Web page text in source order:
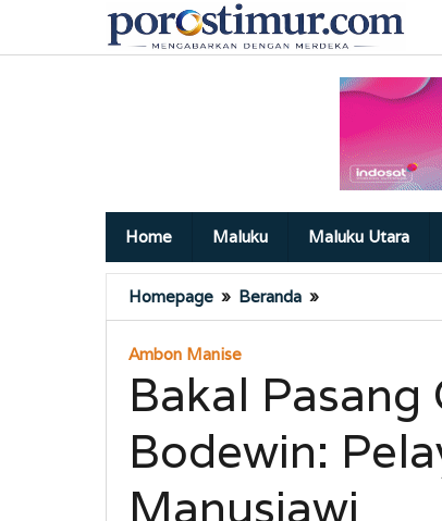
konten
Home Maluku Maluku Utara
Homepage » Beranda »
Pasang
Puskesmas,
Bodewin:
Pelayanan
Publik
Harus
Lebih
Ambon Manise
Bakal Pasang
Bodewin:
Manusiawi